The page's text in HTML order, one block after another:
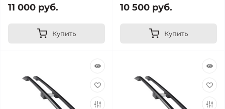
11 000 руб.
Купить
10 500 руб.
Купить